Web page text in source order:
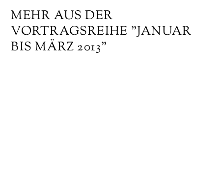
MEHR AUS DER
VORTRAGSREIHE "JANUAR
BIS MÄRZ 2013"